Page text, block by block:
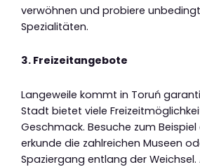
verwöhnen und probiere
Spezialitäten.
3. Freizeitangebote
Langeweile kommt in Toruń
Stadt bietet viele
Geschmack. Besuche zum
erkunde die zahlreichen Museen
Spaziergang entlang der